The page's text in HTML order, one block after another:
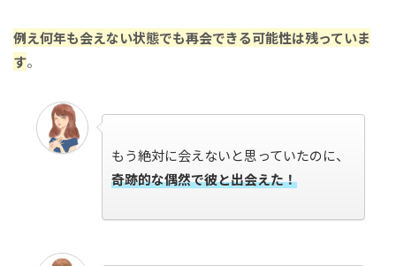
例え何年も会えない状態でも再会できる可能性は残っていま
す。
もう絶対に会えないと思っていたのに、
奇跡的な偶然で彼と出会えた！